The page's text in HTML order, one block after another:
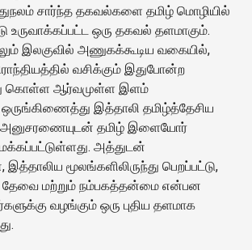
சார்ந்த தகவல்களை தமிழ் மொழியில்
ஒரு தகவல் தளமாகும்.
இலகுவில் அணுகக்கூடிய வகையில்,
வசிக்கும் இதுபோன்ற
கொள்ள ஆர்வமுள்ள இளம்
இத்தாலி தமிழ்த்தேசிய
அனுசரணையுடன் தமிழ் இளையோர்
அத்துடன்
மூலங்களிலிருந்து பெறப்பட்டு,
தேவை மற்றும் நம்பகத்தன்மை என்பன
வழங்கும் ஒரு புதிய தளமாக